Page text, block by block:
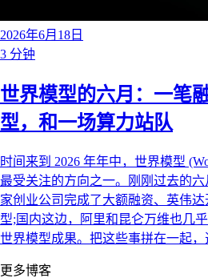
2026年6月18日
3 分钟
世界模型的六月：一笔
型，和一场算力站队
时间来到 2026 年年中，世界模型
最受关注的方向之一。刚刚过去的
家创业公司完成了大额融资、英伟
型;国内这边，阿里和昆仑万维也几
世界模型成果。把这些事拼在一起
更多博客